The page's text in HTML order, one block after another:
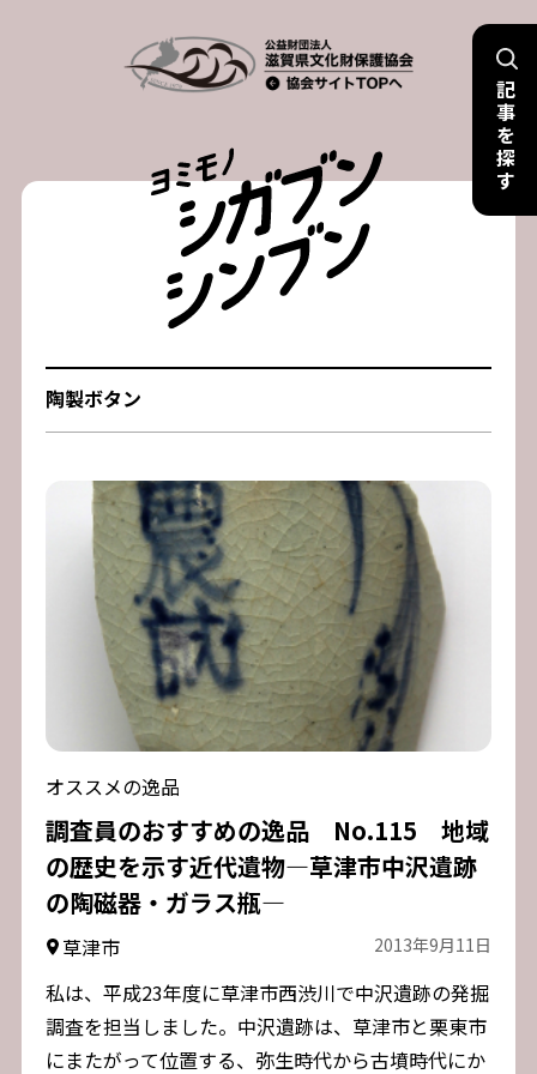
記
事
を
探
す
陶製ボタン
オススメの逸品
調査員のおすすめの逸品 No.115 地域
の歴史を示す近代遺物―草津市中沢遺跡
の陶磁器・ガラス瓶―
草津市 2013年9月11日
私は、平成23年度に草津市西渋川で中沢遺跡の発掘
調査を担当しました。中沢遺跡は、草津市と栗東市
にまたがって位置する、弥生時代から古墳時代にか